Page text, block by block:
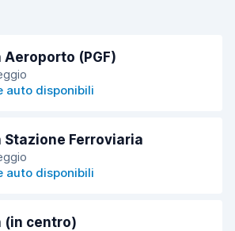
Aeroporto (PGF)
auto disponibili
Stazione Ferroviaria
auto disponibili
(in centro)